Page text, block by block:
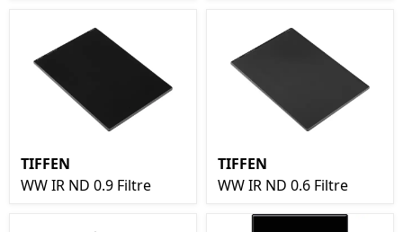
TIFFEN
WW IR ND 0.9 Filtre
TIFFEN
WW IR ND 0.6 Filtre